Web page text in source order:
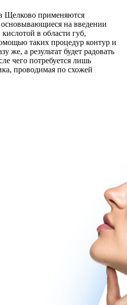
Щелково применяются
на введении
в области губ,
таких процедур контур и
же, а результат будет радовать
чего потребуется лишь
проводимая по схожей